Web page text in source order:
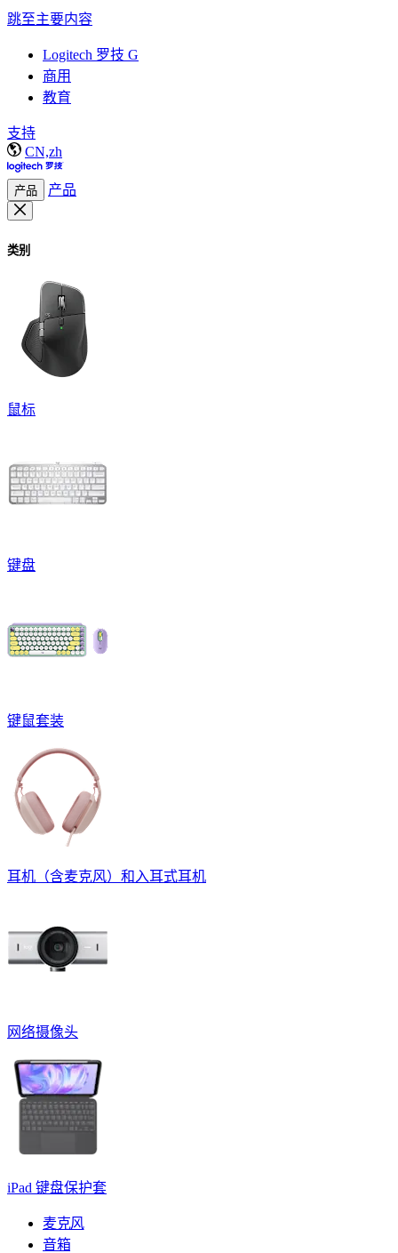
跳至主要内容
Logitech 罗技 G
商用
教育
支持
CN,zh
产品 产品
类别
鼠标
键盘
键鼠套装
耳机（含麦克风）和入耳式耳机
网络摄像头
iPad 键盘保护套
麦克风
音箱